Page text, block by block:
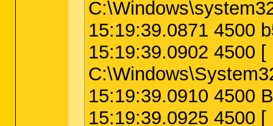
15:19:39.0871 4500
15:19:39.0902 4500
15:19:39.0910 4500
15:19:39.0925 4500